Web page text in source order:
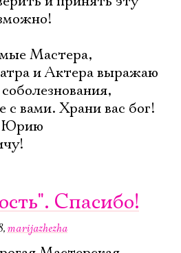
Мастера,
и Актера выражаю
с вами. Храни вас бог!
Юрию
Спасибо!
,marijazhezha